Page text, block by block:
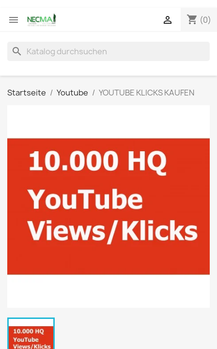
 shopping_cart (0)

search
Startseite Youtube YOUTUBE KLICKS KAUFEN